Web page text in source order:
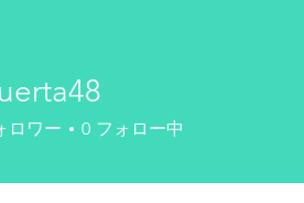
ロワー 0 フォロー中